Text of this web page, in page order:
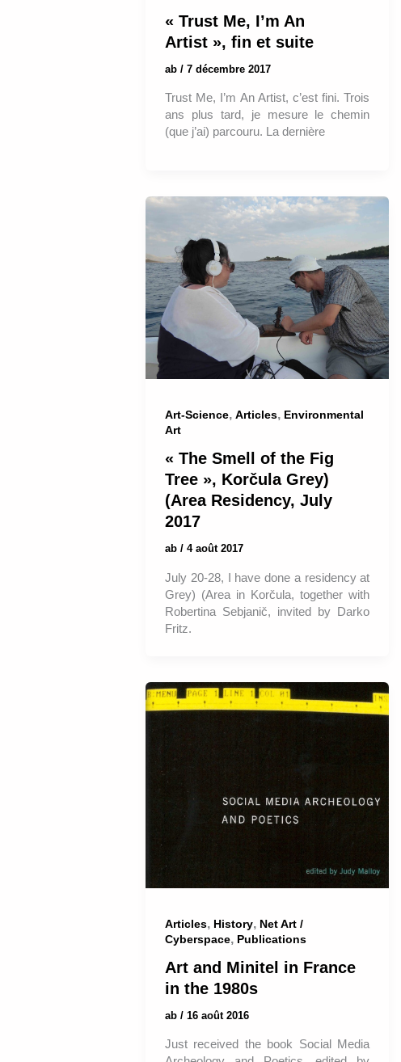
« Trust Me, I’m An
Artist », fin et suite
ab / 7 décembre 2017
Trust Me, I’m An Artist, c’est fini. Trois
ans plus tard, je mesure le chemin
(que j’ai) parcouru. La dernière
Art-Science, Articles, Environmental
Art
« The Smell of the Fig
Tree », Korčula Grey)
(Area Residency, July
2017
ab / 4 août 2017
July 20-28, I have done a residency at
Grey) (Area in Korčula, together with
Robertina Sebjanič, invited by Darko
Fritz.
Articles, History, Net Art /
Cyberspace, Publications
Art and Minitel in France
in the 1980s
ab / 16 août 2016
Just received the book Social Media